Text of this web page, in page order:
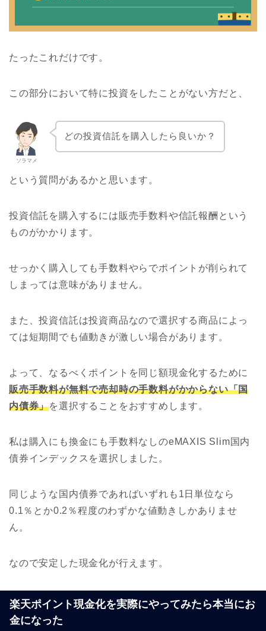
たったこれだけです。
この部分において特に投資をしたことがない方だと、
ソラマメ
どの投資信託を購入したら良いか？
という質問があるかと思います。
投資信託を購入するには販売手数料や信託報酬という
ものがかかります。
せっかく購入しても手数料やらでポイントが削られて
しまっては意味がありません。
また、投資信託は投資商品なので選択する商品によっ
ては短期間でも値動きが激しい場合があります。
よって、なるべくポイントを同じ額現金化するために
販売手数料が無料で売却時の手数料がかからない「国
内債券」を選択することをおすすめします。
私は購入にも換金にも手数料なしのeMAXIS Slim国内
債券インデックスを選択しました。
同じような国内債券であればいずれも1日単位なら
0.1％とか0.2％程度のわずかな値動きしかありませ
ん。
なので安定した現金化が行えます。
楽天ポイント現金化を実際にやってみたら本当にお
金になった